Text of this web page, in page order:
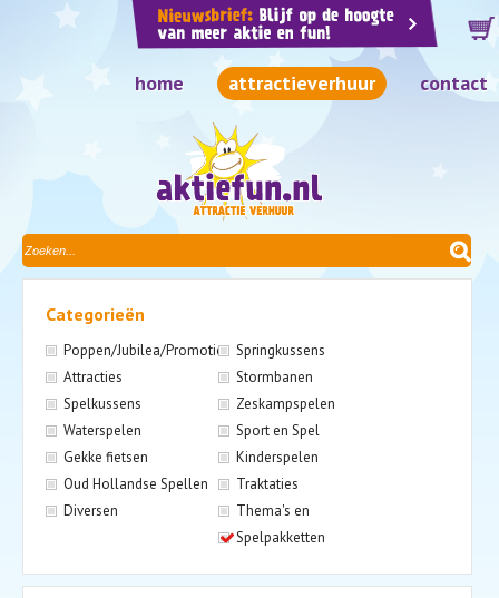
home attractieverhuur contact
Categorieën
Poppen/Jubilea/Promotie
Springkussens
Attracties
Stormbanen
Spelkussens
Zeskampspelen
Waterspelen
Sport en Spel
Gekke fietsen
Kinderspelen
Oud Hollandse Spellen
Traktaties
Diversen
Thema's en
Spelpakketten